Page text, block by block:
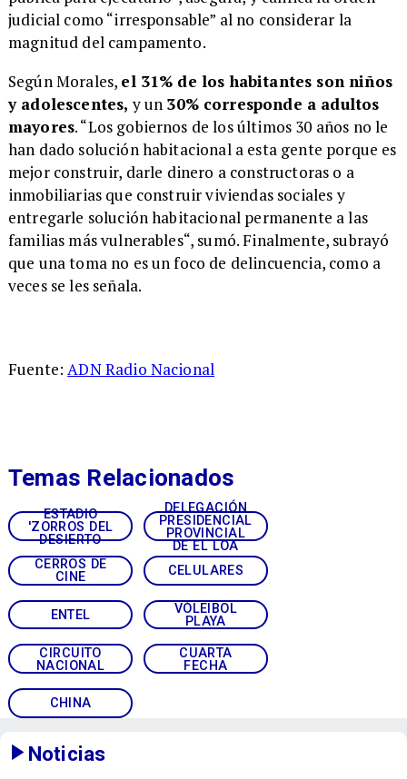
judicial como “irresponsable” al no considerar la
magnitud del campamento.
Según Morales, el 31% de los habitantes son niños
y adolescentes,y un 30% corresponde a adultos
mayores. “Los gobiernos de los últimos 30 años no le
han dado solución habitacional a esta gente porque es
mejor construir, darle dinero a constructoras o a
inmobiliarias que construir viviendas sociales y
entregarle solución habitacional permanente a las
familias más vulnerables“, sumó. Finalmente, subrayó
que una toma no es un foco de delincuencia, como a
veces se les señala.
Fuente:ADN Radio Nacional
ESTADIO
'ZORROS DEL
DESIERTO
DELEGACIÓN
PRESIDENCIAL
PROVINCIAL
DE EL LOA
CERROS DE
CINE
CELULARES
ENTEL
VÓLEIBOL
PLAYA
CIRCUITO
NACIONAL
CUARTA
FECHA
CHINA
Temas Relacionados
Noticias